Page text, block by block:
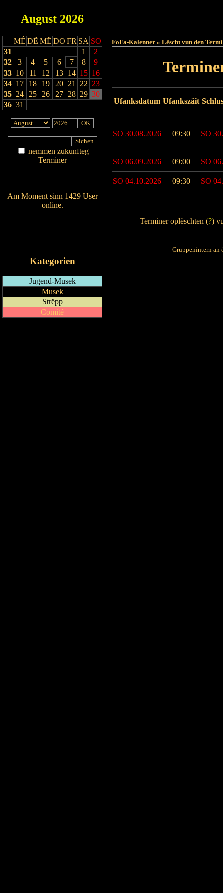
August 2026
MÉ DË MË DO FR SA SO
31
1
2
32
3 4 5 6 7 8
9
33 10 11 12 13 14 15 16
34 17 18 19 20 21 22 23
35 24 25 26 27 28 29 30
36 31
nëmmen zukünfteg
Terminer
Am Moment sinn 1429 User
online.
Kategorien
Jugend-Musek
Musek
Strëpp
Comité
FoFa-Kalenner » Lëscht vun den
Ufanksdatum Ufankszäit
SO 30.08.2026 09:30 SO
SO 06.09.2026 09:00 SO
SO 04.10.2026 09:30 SO
Terminer oplëschten (?)